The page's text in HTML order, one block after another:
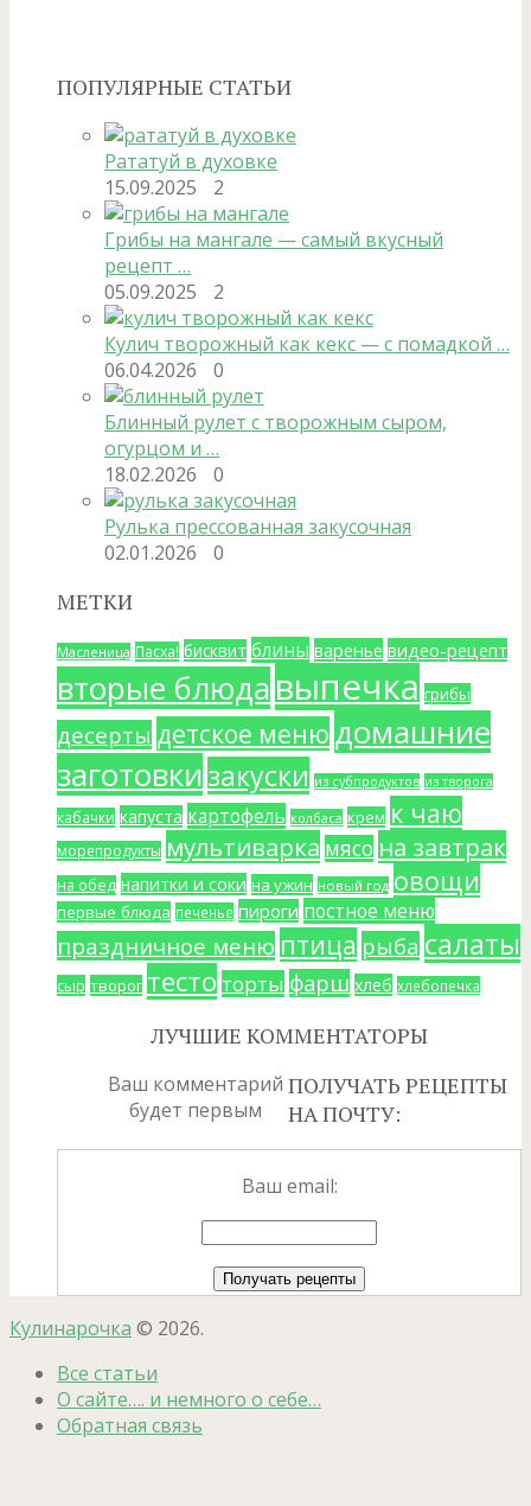
ПОПУЛЯРНЫЕ СТАТЬИ
Рататуй в духовке
15.09.2025
2
Грибы на мангале — самый вкусный
рецепт …
05.09.2025
2
Кулич творожный как кекс — с помадкой …
06.04.2026
0
Блинный рулет с творожным сыром,
огурцом и …
18.02.2026
0
Рулька прессованная закусочная
02.01.2026
0
МЕТКИ
Масленица Пасха! бисквит блины варенье видео-рецепт
вторые блюдавыпечка грибы
десерты детское меню домашние
заготовкизакуски из субпродуктов из творога
кабачки капуста картофель колбаса крем к чаю
морепродукты мультиварка мясо на завтрак
на обед напитки и соки на ужин новый год овощи
первые блюда печенье пироги постное меню
праздничное меню птица рыба салаты
сыр творог тесто торты фарш хлеб хлебопечка
ЛУЧШИЕ КОММЕНТАТОРЫ
Ваш комментарий
будет первым
ПОЛУЧАТЬ РЕЦЕПТЫ
НА ПОЧТУ:
Ваш email:
Кулинарочка © 2026.
Все статьи
О сайте…. и немного о себе…
Обратная связь